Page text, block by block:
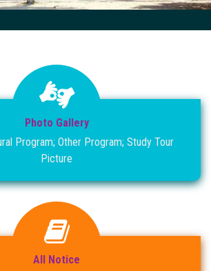
Photo Gallery
Program; Other Program; Study Tour
Picture
All Notice